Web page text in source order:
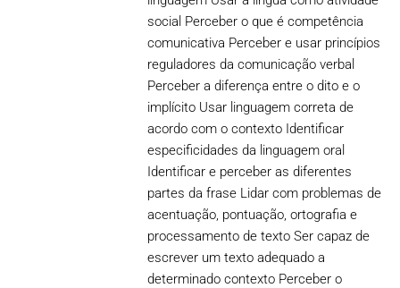
social Perceber o que é competência
comunicativa Perceber e usar princípios
reguladores da comunicação verbal
Perceber a diferença entre o dito e o
implícito Usar linguagem correta de
acordo com o contexto Identificar
especificidades da linguagem oral
Identificar e perceber as diferentes
partes da frase Lidar com problemas de
acentuação, pontuação, ortografia e
processamento de texto Ser capaz de
escrever um texto adequado a
determinado contexto Perceber o